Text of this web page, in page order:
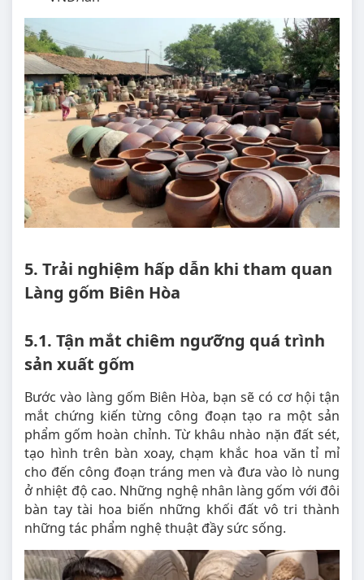
5. Trải nghiệm hấp dẫn khi tham quan
Làng gốm Biên Hòa
5.1. Tận mắt chiêm ngưỡng quá trình
sản xuất gốm
Bước vào làng gốm Biên Hòa, bạn sẽ có cơ hội tận
mắt chứng kiến từng công đoạn tạo ra một sản
phẩm gốm hoàn chỉnh. Từ khâu nhào nặn đất sét,
tạo hình trên bàn xoay, chạm khắc hoa văn tỉ mỉ
cho đến công đoạn tráng men và đưa vào lò nung
ở nhiệt độ cao. Những nghệ nhân làng gốm với đôi
bàn tay tài hoa biến những khối đất vô tri thành
những tác phẩm nghệ thuật đầy sức sống.